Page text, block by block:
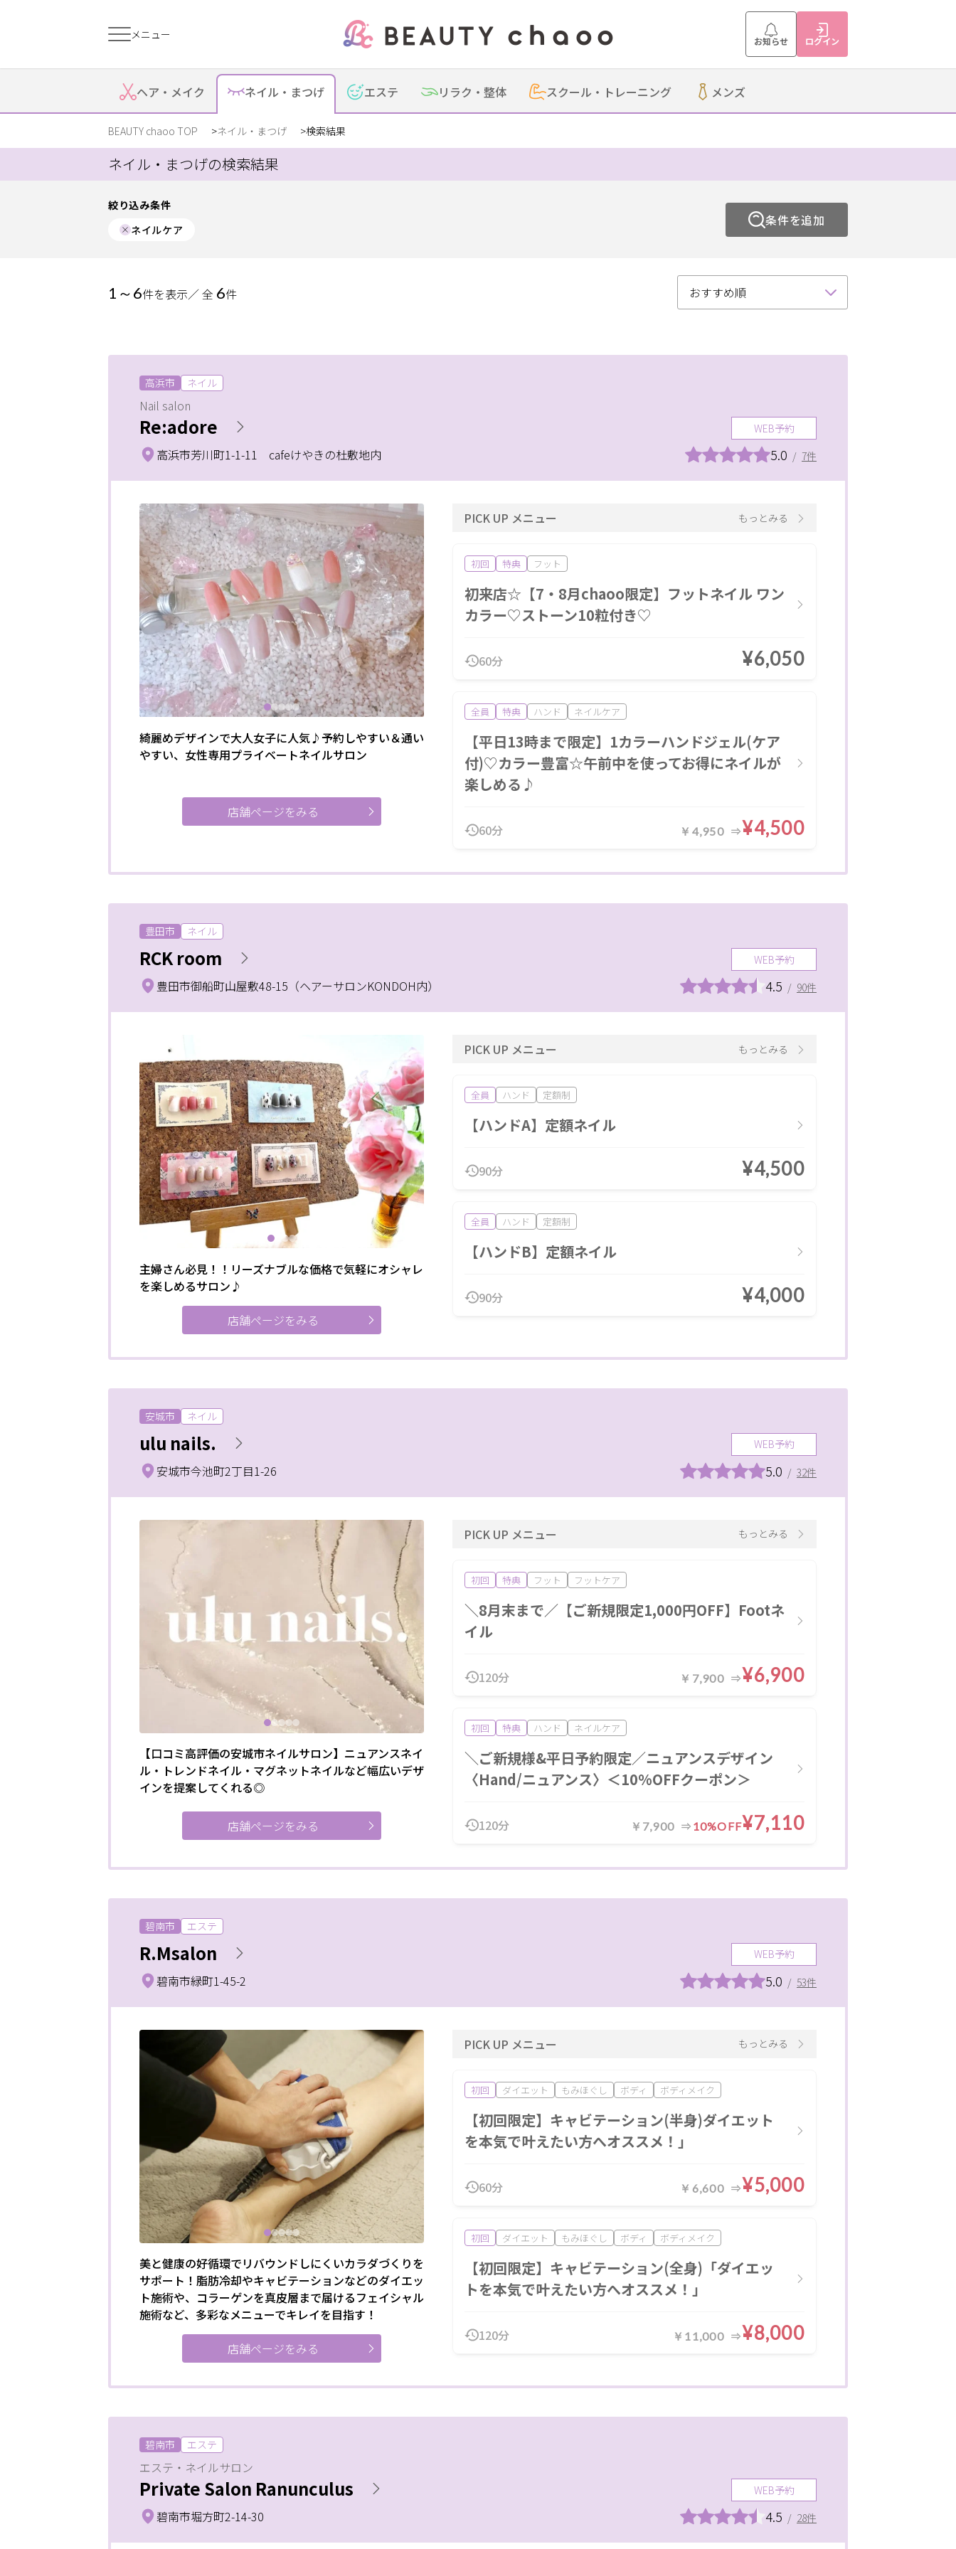
メニュー お知らせ ログイン
すでに会員の方
ログイン
はじめてご利用の方
スクール・
トレーニング
ランキング
プライバシーポリシー
サイトマップ
お知らせ
掲載の申込み
ヘア・ メイク ネイル・ まつげ エステ リラク・ 整体 スクール・ トレーニング メンズ
BEAUTY chaoo TOP ネイル・まつげ 検索結果
ネイル・まつげの検索結果
絞り込み条件
ネイルケア
条件を追加
1～6件を表示／ 全 6件
高浜市 ネイル
Nail salon
Re:adore WEB予約
5.0 / 7件
高浜市芳川町1-1-11 cafeけやきの杜敷地内
綺麗めデザインで大人女子に人気♪予約しやすい＆通い
やすい、女性専用プライベートネイルサロン
PICK UP メニュー もっとみる
初回 特典 フット
初来店☆【7・8月chaoo限定】フットネイル ワン
カラー♡ストーン10粒付き♡
60分 ¥6,050
全員 特典 ハンド ネイルケア
【平日13時まで限定】1カラーハンドジェル(ケア
付)♡カラー豊富☆午前中を使ってお得にネイルが
楽しめる♪
60分 ￥4,950 ¥4,500
店舗ページをみる
豊田市 ネイル
RCK room WEB予約
4.5 / 90件
豊田市御船町山屋敷48-15（ヘアーサロンKONDOH内）
主婦さん必見！！リーズナブルな価格で気軽にオシャレ
を楽しめるサロン♪
PICK UP メニュー もっとみる
全員 ハンド 定額制
【ハンドA】定額ネイル
90分 ¥4,500
全員 ハンド 定額制
【ハンドB】定額ネイル
90分 ¥4,000
店舗ページをみる
安城市 ネイル
ulu nails. WEB予約
5.0 / 32件
安城市今池町2丁目1-26
【口コミ高評価の安城市ネイルサロン】ニュアンスネイ
ル・トレンドネイル・マグネットネイルなど幅広いデザ
インを提案してくれる◎
PICK UP メニュー もっとみる
初回 特典 フット フットケア
＼8月末まで／【ご新規限定1,000円OFF】Footネ
イル
120分 ￥7,900 ¥6,900
初回 特典 ハンド ネイルケア
＼ご新規様&平日予約限定／ニュアンスデザイン
〈Hand/ニュアンス〉＜10%OFFクーポン＞
120分 ￥7,900 10%OFF¥7,110
店舗ページをみる
碧南市 エステ
R.Msalon WEB予約
5.0 / 53件
碧南市緑町1-45-2
美と健康の好循環でリバウンドしにくいカラダづくりを
サポート！脂肪冷却やキャビテーションなどのダイエッ
ト施術や、コラーゲンを真皮層まで届けるフェイシャル
施術など、多彩なメニューでキレイを目指す！
PICK UP メニュー もっとみる
初回 ダイエット もみほぐし ボディ ボディメイク
【初回限定】キャビテーション(半身)ダイエット
を本気で叶えたい方へオススメ！」
60分 ￥6,600 ¥5,000
初回 ダイエット もみほぐし ボディ ボディメイク
【初回限定】キャビテーション(全身)「ダイエッ
トを本気で叶えたい方へオススメ！」
120分 ￥11,000 ¥8,000
店舗ページをみる
碧南市 エステ
エステ・ネイルサロン
Private Salon Ranunculus WEB予約
4.5 / 28件
碧南市堀方町2-14-30
絞り込み
ジャンル ネイル まつげ
エリア
碧南・高浜
ネイル
メニュー
フットケア
まつげ
メニュー
つけ放題
シェービング
条件 ポイント利用OK 割引あり
駅近
女性スタッフのみ キッズルーム
24H営業
個室あり
半額
20時以降営業 モニター 女性専用
スクールあり
バリアフリー メンズ専門 24時間営業
出張・訪問
入会金無料
体験あり 1対1 少人数 資格取得支援
1day
オンライン
フリーワード
閉じる
クリア 絞り込む